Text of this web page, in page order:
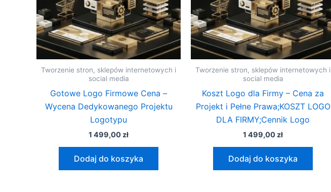
Tworzenie stron, sklepów internetowych i
social media
Gotowe Logo Firmowe Cena –
Wycena Dedykowanego Projektu
Logotypu
1 499,00 zł
Dodaj do koszyka
Tworzenie stron, sklepów internetowych i
social media
Koszt Logo dla Firmy – Cena za
Projekt i Pełne Prawa;KOSZT LOGO
DLA FIRMY;Cennik Logo
1 499,00 zł
Dodaj do koszyka